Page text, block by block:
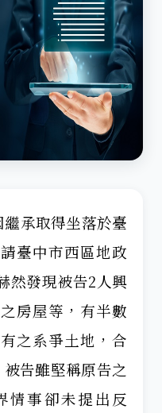
承取得坐落於臺
臺中市西區地政
然發現被告2人興
房屋等，有半數
之系爭土地，合
告雖堅稱原告之
情事卻未提出反